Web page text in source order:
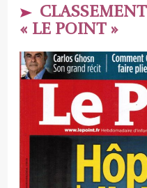
« LE POINT »